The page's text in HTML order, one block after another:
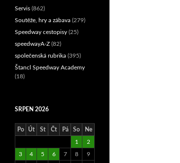
Servis (862)
Soutěže, hry a zábava (279)
Speedway cestopisy (25)
speedwayA-Z (82)
společenská rubrika (395)
Štancl Speedway Academy
(18)
SRPEN 2026
Po Út St Čt Pá So Ne
1 2
3 4 5 6 7 8 9